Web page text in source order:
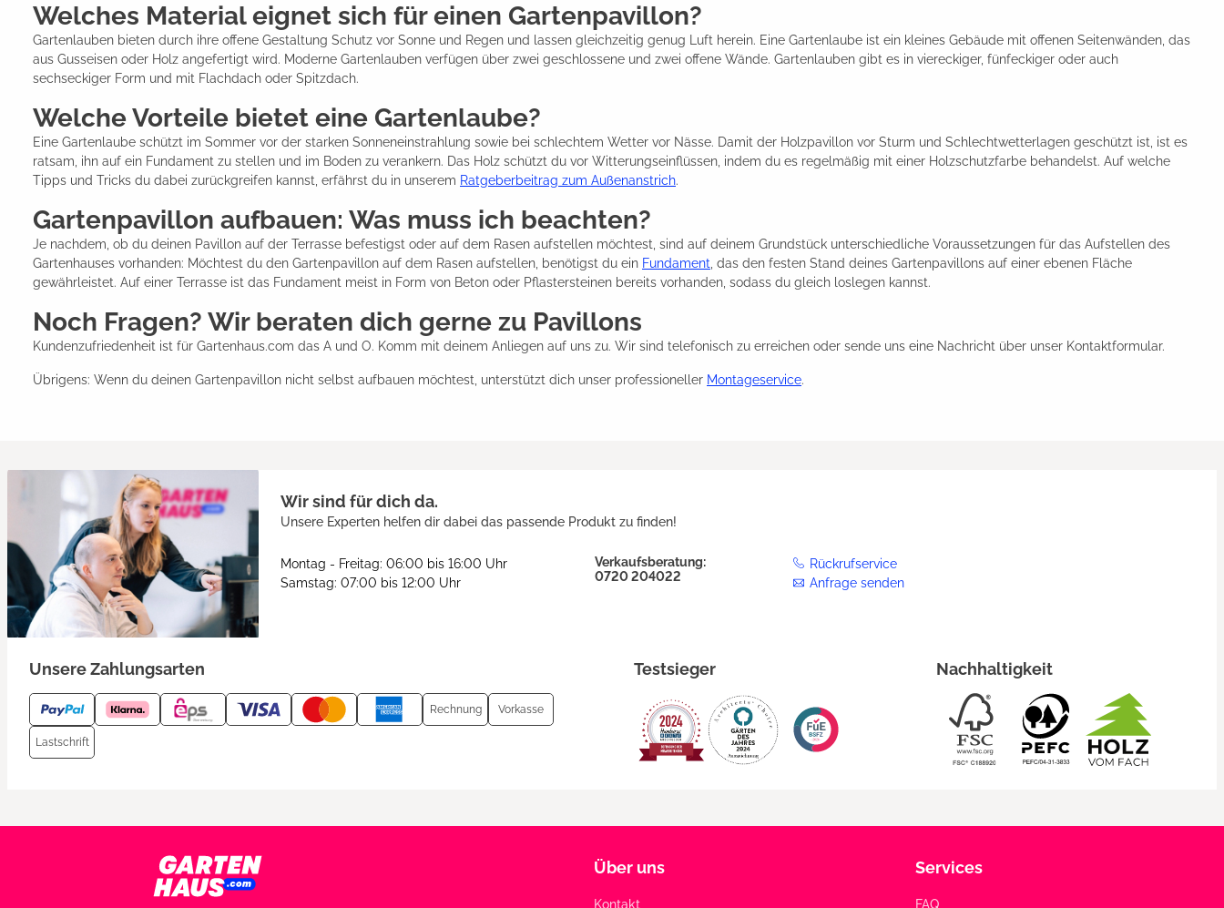
Welches Material eignet sich für einen Gartenpavillon?
Gartenlauben bieten durch ihre offene Gestaltung Schutz vor Sonne und Regen und lassen gleichzeitig genug Luft herein. Eine Gartenlaube ist ein kleines Gebäude mit offenen Seitenwänden, das
aus Gusseisen oder Holz angefertigt wird. Moderne Gartenlauben verfügen über zwei geschlossene und zwei offene Wände. Gartenlauben gibt es in viereckiger, fünfeckiger oder auch
sechseckiger Form und mit Flachdach oder Spitzdach.
Welche Vorteile bietet eine Gartenlaube?
Eine Gartenlaube schützt im Sommer vor der starken Sonneneinstrahlung sowie bei schlechtem Wetter vor Nässe. Damit der Holzpavillon vor Sturm und Schlechtwetterlagen geschützt ist, ist es
ratsam, ihn auf ein Fundament zu stellen und im Boden zu verankern. Das Holz schützt du vor Witterungseinflüssen, indem du es regelmäßig mit einer Holzschutzfarbe behandelst. Auf welche
Tipps und Tricks du dabei zurückgreifen kannst, erfährst du in unserem Ratgeberbeitrag zum Außenanstrich.
Gartenpavillon aufbauen: Was muss ich beachten?
Je nachdem, ob du deinen Pavillon auf der Terrasse befestigst oder auf dem Rasen aufstellen möchtest, sind auf deinem Grundstück unterschiedliche Voraussetzungen für das Aufstellen des
Gartenhauses vorhanden: Möchtest du den Gartenpavillon auf dem Rasen aufstellen, benötigst du ein Fundament, das den festen Stand deines Gartenpavillons auf einer ebenen Fläche
gewährleistet. Auf einer Terrasse ist das Fundament meist in Form von Beton oder Pflastersteinen bereits vorhanden, sodass du gleich loslegen kannst.
Noch Fragen? Wir beraten dich gerne zu Pavillons
Kundenzufriedenheit ist für Gartenhaus.com das A und O. Komm mit deinem Anliegen auf uns zu. Wir sind telefonisch zu erreichen oder sende uns eine Nachricht über unser Kontaktformular.
Übrigens: Wenn du deinen Gartenpavillon nicht selbst aufbauen möchtest, unterstützt dich unser professioneller Montageservice.
Wir sind für dich da.
Unsere Experten helfen dir dabei das passende Produkt zu finden!
Montag - Freitag: 06:00 bis 16:00 Uhr
Samstag: 07:00 bis 12:00 Uhr
Verkaufsberatung:
0720 204022
Rückrufservice
Anfrage senden
Unsere Zahlungsarten
Rechnung Vorkasse
Lastschrift
Testsieger Nachhaltigkeit
Über uns
Kontakt
Services
FAQ